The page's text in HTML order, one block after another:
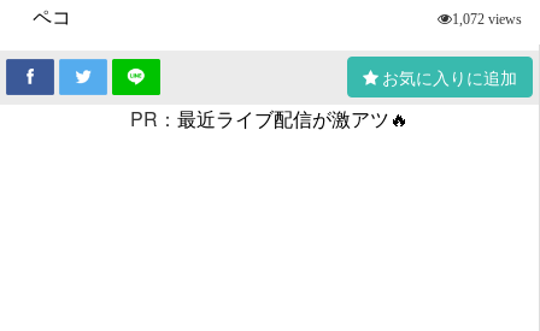
ペコ 1,072 views
お気に入りに追加
PR： 最近ライブ配信が激アツ🔥